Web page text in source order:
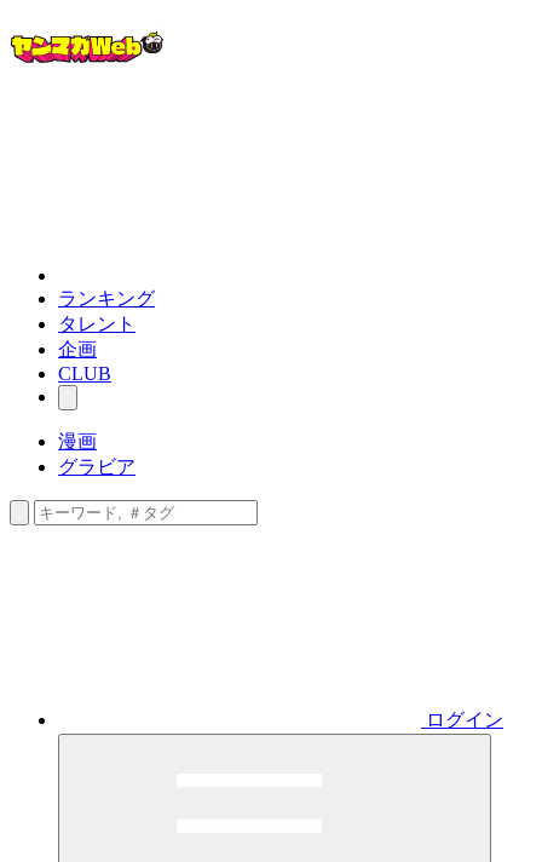
ランキング
タレント
企画
CLUB
漫画
グラビア
ログイン